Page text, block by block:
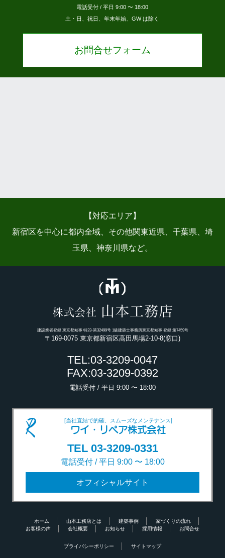
電話受付 / 平日 9:00 〜 18:00
土・日、祝日、年末年始、GW は除く
お問合せフォーム
【対応エリア】
新宿区を中心に都内全域、その他関東近県、千葉県、埼
玉県、神奈川県など。
株式会社 山本工務店
建設業者登録 東京都知事 特23-第32499号 1級建築士事務所東京都知事 登録 第7459号
〒169-0075 東京都新宿区高田馬場2-10-8(窓口)
TEL:03-3209-0047
FAX:03-3209-0392
電話受付 / 平日 9:00 〜 18:00
[当社直結で的確、スムーズなメンテナンス]
ワイ・リペア株式会社
TEL 03-3209-0331
電話受付 / 平日 9:00 〜 18:00
オフィシャルサイト
ホーム 山本工務店とは 建築事例
家づくりの流れ
お客様の声
会社概要 お知らせ 採用情報 お問合せ
プライバシーポリシー サイトマップ